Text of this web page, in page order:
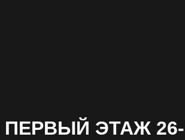
ПЕРВЫЙ ЭТАЖ 26-